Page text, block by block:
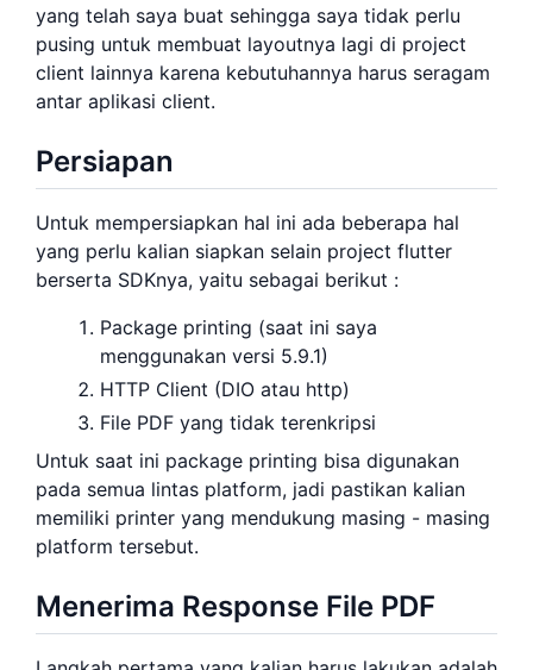
yang telah saya buat sehingga saya tidak perlu
pusing untuk membuat layoutnya lagi di project
client lainnya karena kebutuhannya harus seragam
antar aplikasi client.
Persiapan
Untuk mempersiapkan hal ini ada beberapa hal
yang perlu kalian siapkan selain project flutter
berserta SDKnya, yaitu sebagai berikut :
Package printing (saat ini saya
menggunakan versi 5.9.1)
HTTP Client (DIO atau http)
File PDF yang tidak terenkripsi
Untuk saat ini package printing bisa digunakan
pada semua lintas platform, jadi pastikan kalian
memiliki printer yang mendukung masing - masing
platform tersebut.
Menerima Response File PDF